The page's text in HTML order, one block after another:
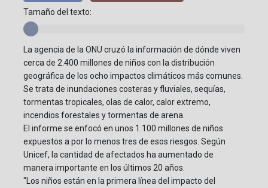
Tamaño del texto:
La agencia de la ONU cruzó la información de dónde viven
cerca de 2.400 millones de niños con la distribución
geográfica de los ocho impactos climáticos más comunes.
Se trata de inundaciones costeras y fluviales, sequías,
tormentas tropicales, olas de calor, calor extremo,
incendios forestales y tormentas de arena.
El informe se enfocó en unos 1.100 millones de niños
expuestos a por lo menos tres de esos riesgos. Según
Unicef, la cantidad de afectados ha aumentado de
manera importante en los últimos 20 años.
"Los niños están en la primera línea del impacto del